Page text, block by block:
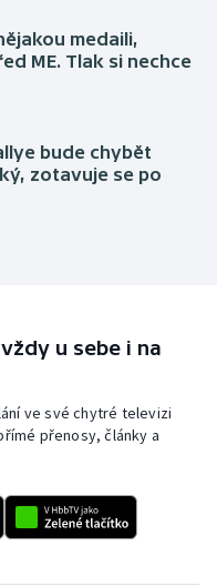
medaili,
ME. Tlak si nechce
bude chybět
zotavuje se po
u sebe i na
ve své chytré televizi
přenosy, články a